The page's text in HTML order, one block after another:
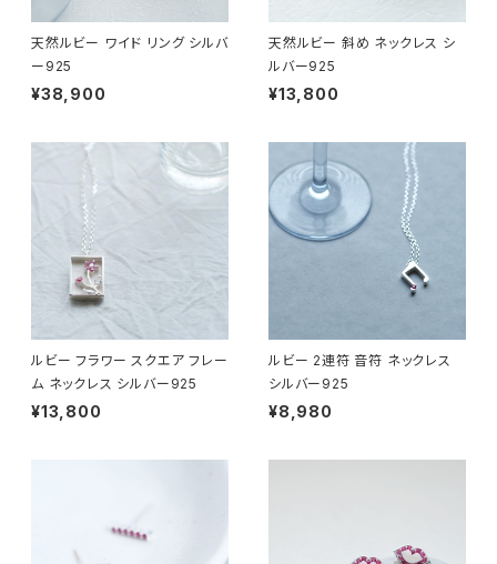
天然ルビー ワイド リング シルバ
ー925
¥38,900
天然ルビー 斜め ネックレス シ
ルバー925
¥13,800
ルビー フラワー スクエア フレー
ム ネックレス シルバー925
¥13,800
ルビー 2連符 音符 ネックレス
シルバー925
¥8,980